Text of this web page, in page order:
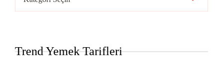
Mutfakları
Trend Yemek Tarifleri